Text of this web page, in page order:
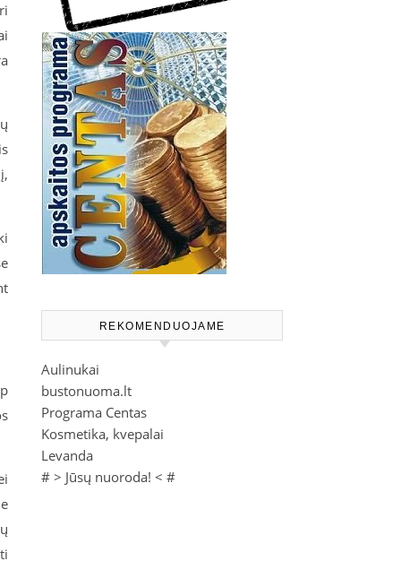
REKOMENDUOJAME
Aulinukai
bustonuoma.lt
Programa Centas
Kosmetika, kvepalai
Levanda
# > Jūsų nuoroda! < #